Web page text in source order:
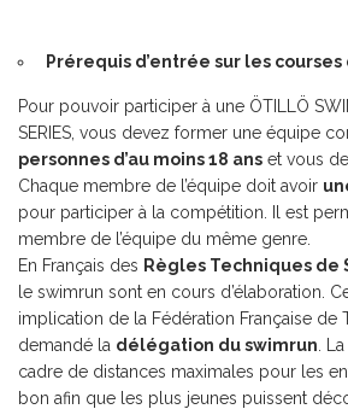
Prérequis d’entrée sur les courses
Pour pouvoir participer à une ÖTILLÖ
SERIES, vous devez former une équipe
personnes d’au moins 18 ans et vous
Chaque membre de l’équipe doit avoir
pour participer à la compétition. Il est
membre de l’équipe du même genre.
En Français des Règles Techniques de
le swimrun sont en cours d’élaboration.
implication de la Fédération Française de
demandé la délégation du swimrun .
cadre de distances maximales pour les
bon afin que les plus jeunes puissent